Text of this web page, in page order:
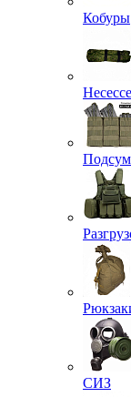
Кобуры
СИЗ